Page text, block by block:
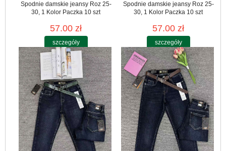
Spodnie damskie jeansy Roz 25-
30, 1 Kolor Paczka 10 szt
57.00 zł
szczegóły
Spodnie damskie jeansy Roz 25-
30, 1 Kolor Paczka 10 szt
57.00 zł
szczegóły